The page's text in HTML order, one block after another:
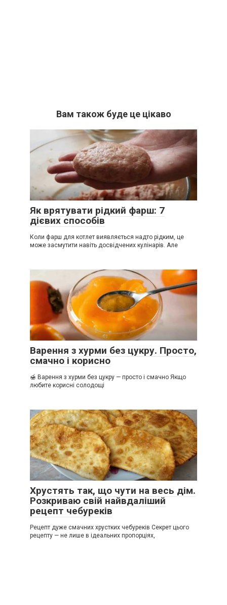
Вам також буде це цікаво
Як врятувати рідкий фарш: 7
дієвих способів
Коли фарш для котлет виявляється надто рідким, це
може засмутити навіть досвідчених кулінарів. Але
Варення з хурми без цукру. Просто,
смачно і корисно
🍯 Варення з хурми без цукру — просто і смачно Якщо
любите корисні солодощі
Хрустять так, що чути на весь дім.
Розкриваю свій найвдаліший
рецепт чебуреків
Рецепт дуже смачних хрустких чебуреків Секрет цього
рецепту — не лише в ідеальних пропорціях,